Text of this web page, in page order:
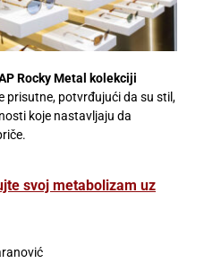
Rocky Metal kolekciji
prisutne, potvrđujući da su stil,
koje nastavljaju da
svoj metabolizam uz